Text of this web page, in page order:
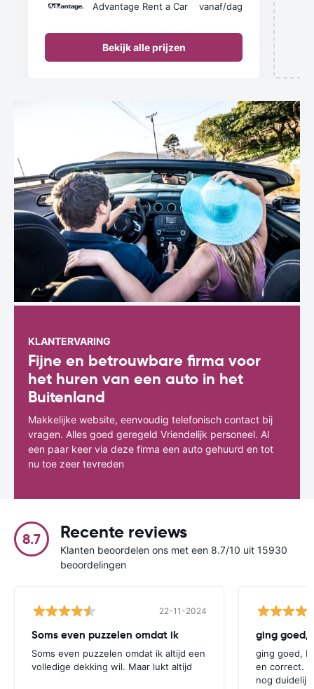
Advantage Rent a Car vanaf/dag
Bekijk alle prijzen
KLANTERVARING
Fijne en betrouwbare firma voor
het huren van een auto in het
Buitenland
Makkelijke website, eenvoudig telefonisch contact bij
vragen. Alles goed geregeld Vriendelijk personeel. Al
een paar keer via deze firma een auto gehuurd en tot
nu toe zeer tevreden
8.7 Recente reviews
Klanten beoordelen ons met een 8.7/10 uit 15930
beoordelingen
22-11-2024
Soms even puzzelen omdat ik
Soms even puzzelen omdat ik altijd een
volledige dekking wil. Maar lukt altijd
ging goed,
en correct.
nog